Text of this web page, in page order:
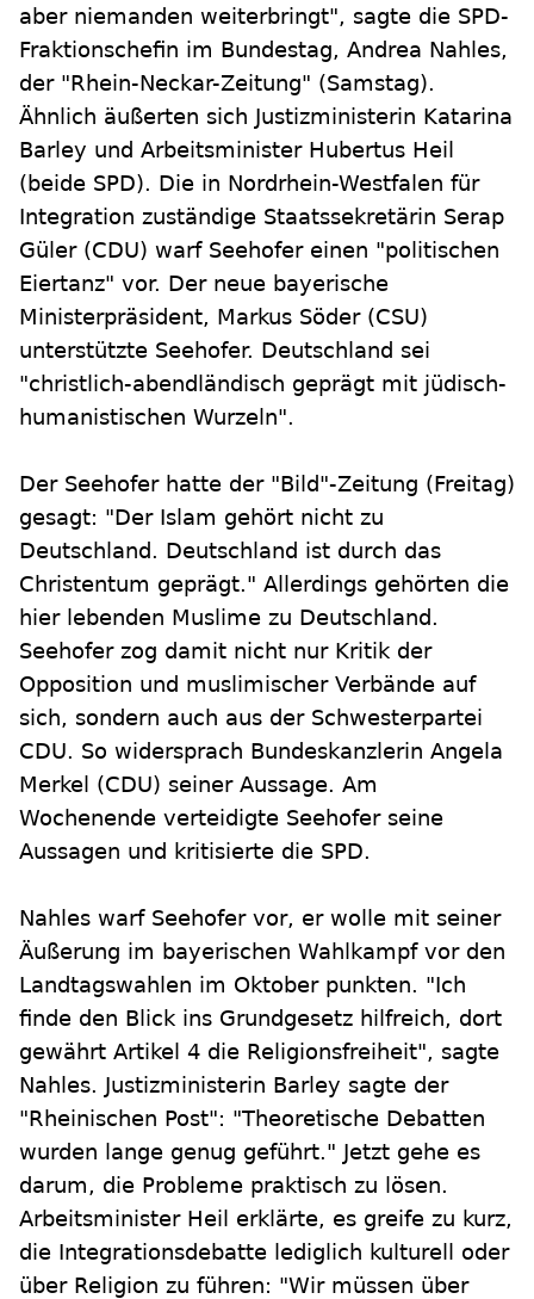
aber niemanden weiterbringt", sagte die SPD-
Fraktionschefin im Bundestag, Andrea Nahles,
der "Rhein-Neckar-Zeitung" (Samstag).
Ähnlich äußerten sich Justizministerin Katarina
Barley und Arbeitsminister Hubertus Heil
(beide SPD). Die in Nordrhein-Westfalen für
Integration zuständige Staatssekretärin Serap
Güler (CDU) warf Seehofer einen "politischen
Eiertanz" vor. Der neue bayerische
Ministerpräsident, Markus Söder (CSU)
unterstützte Seehofer. Deutschland sei
"christlich-abendländisch geprägt mit jüdisch-
humanistischen Wurzeln".
Der Seehofer hatte der "Bild"-Zeitung (Freitag)
gesagt: "Der Islam gehört nicht zu
Deutschland. Deutschland ist durch das
Christentum geprägt." Allerdings gehörten die
hier lebenden Muslime zu Deutschland.
Seehofer zog damit nicht nur Kritik der
Opposition und muslimischer Verbände auf
sich, sondern auch aus der Schwesterpartei
CDU. So widersprach Bundeskanzlerin Angela
Merkel (CDU) seiner Aussage. Am
Wochenende verteidigte Seehofer seine
Aussagen und kritisierte die SPD.
Nahles warf Seehofer vor, er wolle mit seiner
Äußerung im bayerischen Wahlkampf vor den
Landtagswahlen im Oktober punkten. "Ich
finde den Blick ins Grundgesetz hilfreich, dort
gewährt Artikel 4 die Religionsfreiheit", sagte
Nahles. Justizministerin Barley sagte der
"Rheinischen Post": "Theoretische Debatten
wurden lange genug geführt." Jetzt gehe es
darum, die Probleme praktisch zu lösen.
Arbeitsminister Heil erklärte, es greife zu kurz,
die Integrationsdebatte lediglich kulturell oder
über Religion zu führen: "Wir müssen über